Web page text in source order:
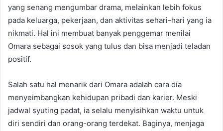
yang senang mengumbar drama, melainkan lebih fokus
pada keluarga, pekerjaan, dan aktivitas sehari-hari yang ia
nikmati. Hal ini membuat banyak penggemar menilai
Omara sebagai sosok yang tulus dan bisa menjadi teladan
positif.
Salah satu hal menarik dari Omara adalah cara dia
menyeimbangkan kehidupan pribadi dan karier. Meski
jadwal syuting padat, ia selalu menyisihkan waktu untuk
diri sendiri dan orang-orang terdekat. Baginya, menjaga